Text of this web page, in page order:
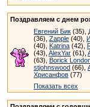
Поздравляем с днем
Евгений Бик (35),
(36), Zapple (40),
(40), Katrina (42),
(43), AlexYar (61),
(63), Borick
stjohnswood (66),
Хрисанфов (77)
Показать всех